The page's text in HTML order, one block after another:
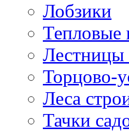
Лобзики
Тепловые
Торцово-
Леса
Тачки